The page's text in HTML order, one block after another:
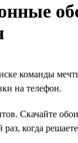
команды
на телефон.
Скачайте
когда